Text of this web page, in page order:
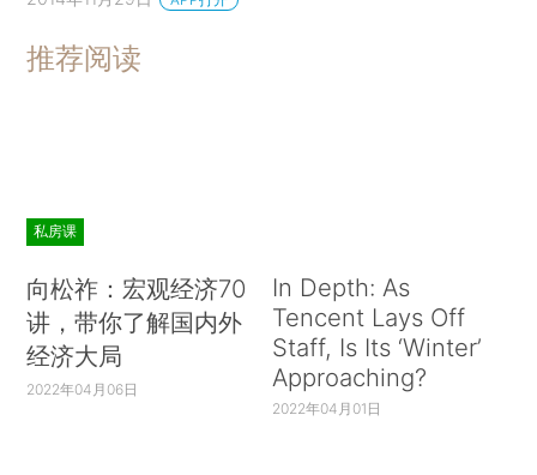
推荐阅读
私房课
向松祚：宏观经济70
讲，带你了解国内外
经济大局
2022年04月06日
In Depth: As
Tencent Lays Off
Staff, Is Its ‘Winter’
Approaching?
2022年04月01日